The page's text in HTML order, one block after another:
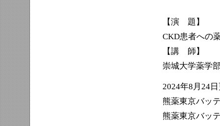
【演 題】
CKD患者への
【講 師】
崇城大学薬
2024年8月24
熊薬東京バッ
熊薬東京バッ